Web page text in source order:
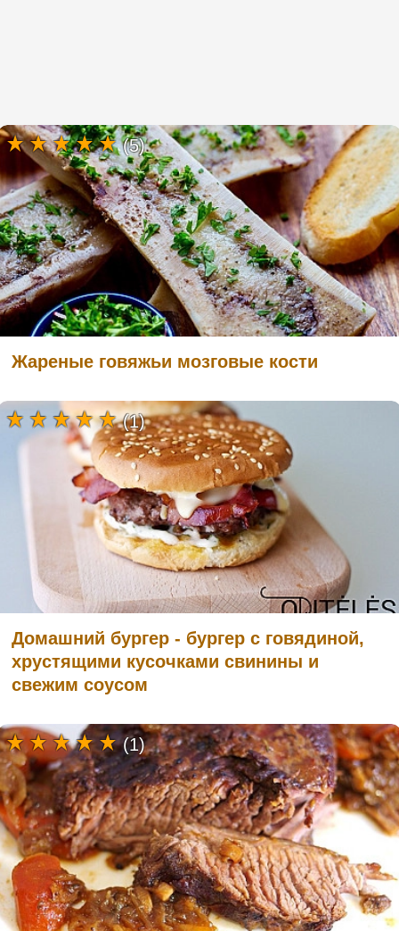
Жареные говяжьи мозговые кости
(5)
Домашний бургер - бургер с говядиной,
хрустящими кусочками свинины и
свежим соусом
(1)
(1)